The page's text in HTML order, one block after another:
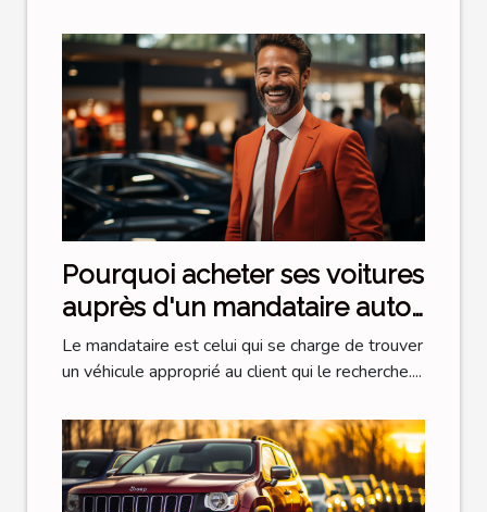
Pourquoi acheter ses voitures
auprès d'un mandataire auto
?
Le mandataire est celui qui se charge de trouver
un véhicule approprié au client qui le recherche....